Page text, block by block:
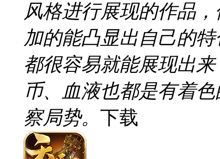
风格进行展现的作品
加的能凸显出自己的
都很容易就能展现出
币、血液也都是有着
察局势。 下载